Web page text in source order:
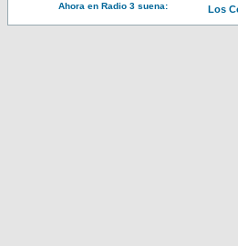
Ahora en Radio 3 suena: Los